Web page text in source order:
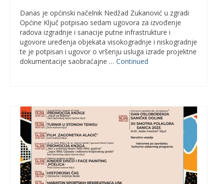
Danas je općinski načelnik Nedžad Zukanović u zgradi
Općine Ključ potpisao sedam ugovora za izvođenje
radova izgradnje i sanacije putne infrastrukture i
ugovore uređenja objekata visokogradnje i niskogradnje
te je potpisan i ugovor o vršenju usluga izrade projektne
dokumentacije saobraćajne … Continued